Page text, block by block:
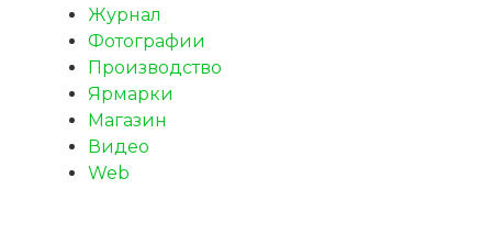
Журнал
Фотографии
Производство
Ярмарки
Магазин
Видео
Web